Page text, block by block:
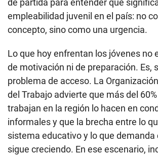
de partida para entender qué
empleabilidad juvenil en el país: no
concepto, sino como una urgencia.
Lo que hoy enfrentan los jóvenes no
de motivación ni de preparación. Es,
problema de acceso. La
del Trabajo advierte que más del
trabajan en la región lo hacen en
informales y que la brecha entre lo
sistema educativo y lo que demanda
sigue creciendo. En ese escenario,